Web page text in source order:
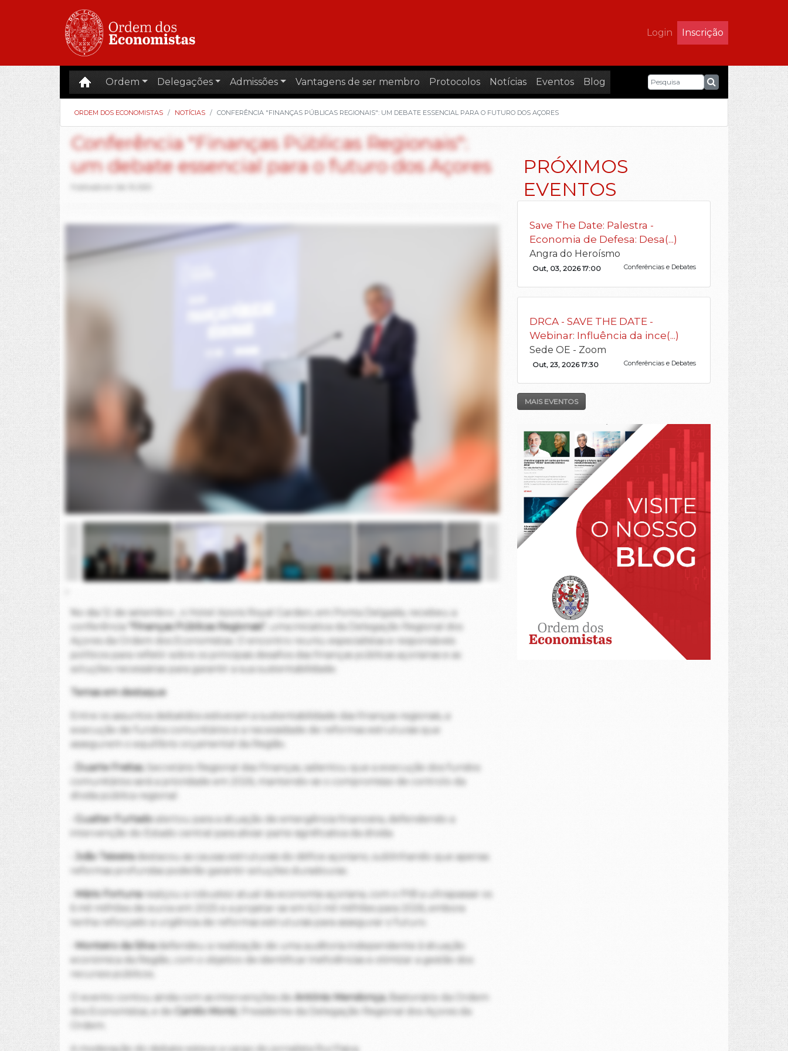
Login Inscrição
Ordem Delegações Admissões Vantagens de ser membro Protocolos Notícias Eventos Blog
ORDEM DOS ECONOMISTAS NOTÍCIAS CONFERÊNCIA "FINANÇAS PÚBLICAS REGIONAIS": UM DEBATE ESSENCIAL PARA O FUTURO DOS AÇORES
Conferência "Finanças Públicas Regionais":
um debate essencial para o futuro dos Açores
No dia 12 de setembro , o Hotel Azoris Royal Garden, em Ponta Delgada, recebeu a
conferência "Finanças Públicas Regionais"
, uma iniciativa da Delegação Regional dos
Açores da Ordem dos Economistas. O encontro reuniu especialistas e responsáveis
políticos para refletir sobre os principais desafios das finanças públicas açorianas e as
soluções necessárias para garantir a sua sustentabilidade.
Temas em destaque
Entre os assuntos debatidos estiveram a sustentabilidade das finanças regionais, a
execução de fundos comunitários e a necessidade de reformas estruturais que
assegurem o equilíbrio orçamental da Região.
Duarte Freitas, Secretário Regional das Finanças, salientou que a execução dos fundos
comunitários será a prioridade em 2026, mantendo-se o compromisso de controlo da
dívida pública regional.
Gualter Furtadoalertou para a situação de emergência financeira, defendendo a
intervenção do Estado central para aliviar parte significativa da dívida.
João Teixeiradestacou as causas estruturais do défice açoriano, sublinhando que apenas
reformas profundas poderão garantir soluções duradouras.
Mário Fortunarealçou a robustez atual da economia açoriana, com o PIB a ultrapassar os
6 mil milhões de euros em 2025 e a projetar-se em 6,3 mil milhões para 2026, embora
tenha reforçado a urgência de reformas estruturais para assegurar o futuro.
Monteiro da Silvadefendeu a realização de uma auditoria independente à situação
económica da Região, com o objetivo de identificar ineficiências e otimizar a gestão dos
recursos públicos.
O evento contou ainda com as intervenções de António Mendonça, Bastonário da Ordem
dos Economistas, e de
Camilo Moniz , Presidente da Delegação Regional dos Açores da
Ordem.
PRÓXIMOS
EVENTOS
Save The Date: Palestra -
Economia de Defesa: Desa(...)
Angra do Heroísmo
Out, 03, 2026 17:00 Conferências e Debates
DRCA - SAVE THE DATE -
Webinar: Influência da ince(...)
Sede OE - Zoom
Out, 23, 2026 17:30 Conferências e Debates
MAIS EVENTOS